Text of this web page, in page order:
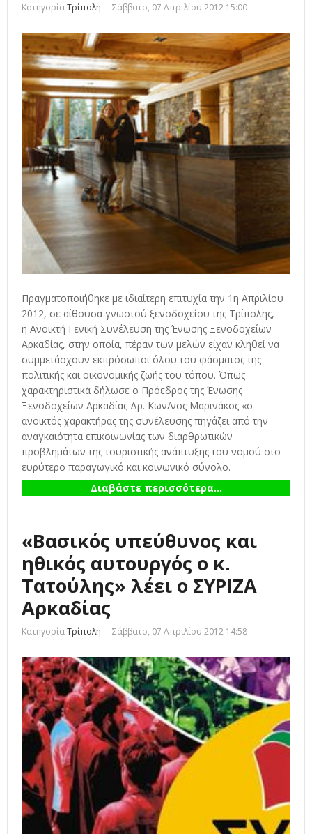
ΚατηγορίαΤρίπολη Σάββατο, 07 Απριλίου 2012 15:00
Πραγματοποιήθηκε με ιδιαίτερη επιτυχία την 1η Απριλίου
2012, σε αίθουσα γνωστού ξενοδοχείου της Τρίπολης,
η Ανοικτή Γενική Συνέλευση της Ένωσης Ξενοδοχείων
Αρκαδίας, στην οποία, πέραν των μελών είχαν κληθεί να
συμμετάσχουν εκπρόσωποι όλου του φάσματος της
πολιτικής και οικονομικής ζωής του τόπου. Όπως
χαρακτηριστικά δήλωσε ο Πρόεδρος της Ένωσης
Ξενοδοχείων Αρκαδίας Δρ. Κων/νος Μαρινάκος «ο
ανοικτός χαρακτήρας της συνέλευσης πηγάζει από την
αναγκαιότητα επικοινωνίας των διαρθρωτικών
προβλημάτων της τουριστικής ανάπτυξης του νομού στο
ευρύτερο παραγωγικό και κοινωνικό σύνολο.
Διαβάστε περισσότερα...
«Βασικός υπεύθυνος και
ηθικός αυτουργός ο κ.
Τατούλης» λέει ο ΣΥΡΙΖΑ
Αρκαδίας
ΚατηγορίαΤρίπολη Σάββατο, 07 Απριλίου 2012 14:58